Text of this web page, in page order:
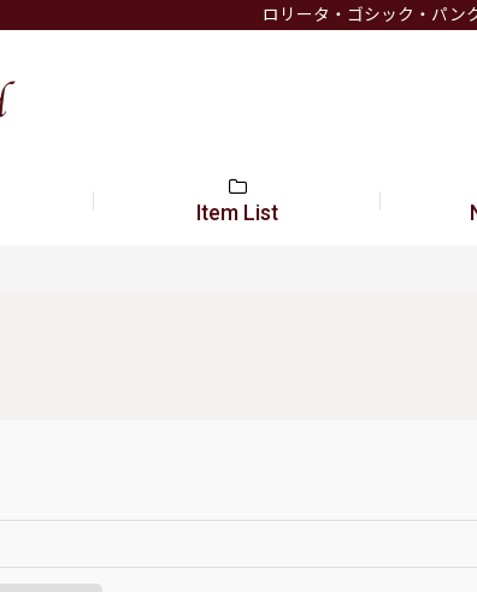
ロリータ・ゴシック・パン
Item List